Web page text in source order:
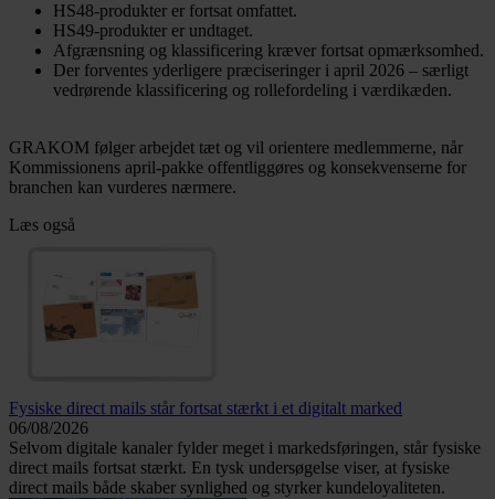
HS48-produkter er fortsat omfattet.
HS49-produkter er undtaget.
Afgrænsning og klassificering kræver fortsat opmærksomhed.
Der forventes yderligere præciseringer i april 2026 – særligt
vedrørende klassificering og rollefordeling i værdikæden.
GRAKOM følger arbejdet tæt og vil orientere medlemmerne, når
Kommissionens april-pakke offentliggøres og konsekvenserne for
branchen kan vurderes nærmere.
Læs også
Fysiske direct mails står fortsat stærkt i et digitalt marked
06/08/2026
Selvom digitale kanaler fylder meget i markedsføringen, står fysiske
direct mails fortsat stærkt. En tysk undersøgelse viser, at fysiske
direct mails både skaber synlighed og styrker kundeloyaliteten.